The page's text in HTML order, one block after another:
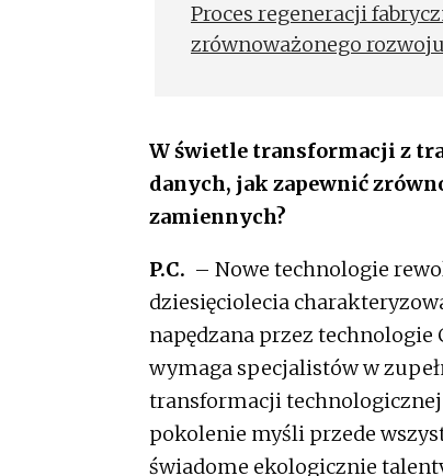
Proces regeneracji
zrównoważonego
W świetle transformacji z
danych, jak zapewnić
zamiennych?
P.C. – Nowe technologie
dziesięciolecia
napędzana przez technologie
wymaga specjalistów w
transformacji technologicznej
pokolenie myśli przede
świadome ekologicznie